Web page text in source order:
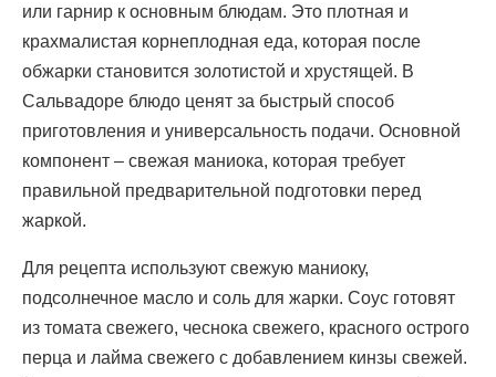
или гарнир к основным блюдам. Это плотная и
крахмалистая корнеплодная еда, которая после
обжарки становится золотистой и хрустящей. В
Сальвадоре блюдо ценят за быстрый способ
приготовления и универсальность подачи. Основной
компонент – свежая маниока, которая требует
правильной предварительной подготовки перед
жаркой.
Для рецепта используют свежую маниоку,
подсолнечное масло и соль для жарки. Соус готовят
из томата свежего, чеснока свежего, красного острого
перца и лайма свежего с добавлением кинзы свежей.